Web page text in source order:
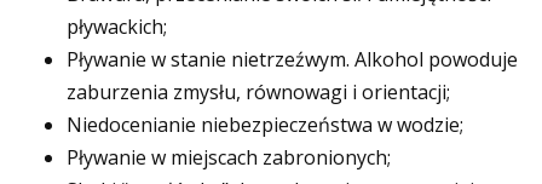
pływackich;
Pływanie w stanie nietrzeźwym. Alkohol powoduje
zaburzenia zmysłu, równowagi i orientacji;
Niedocenianie niebezpieczeństwa w wodzie;
Pływanie w miejscach zabronionych;